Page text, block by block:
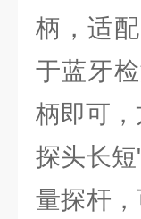
柄，适
于蓝牙
柄即可
探头长
量探杆